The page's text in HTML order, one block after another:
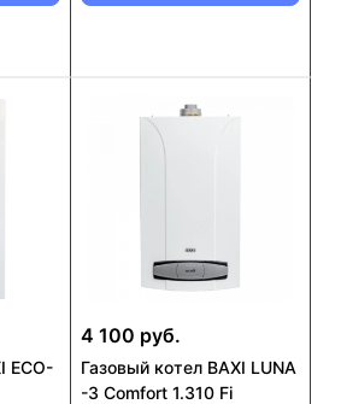
ECO-
4 100 руб.
Газовый котел BAXI LUNA
-3 Comfort 1.310 Fi